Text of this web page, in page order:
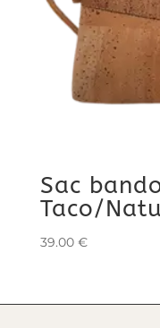
Sac
Taco/
39.00 €